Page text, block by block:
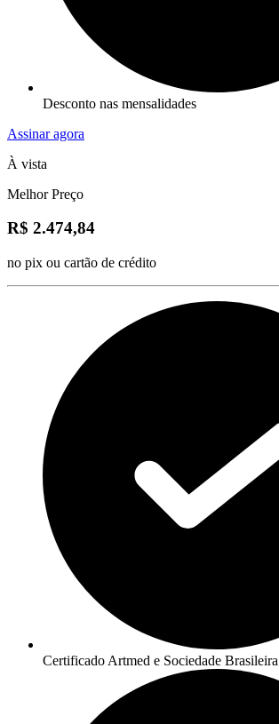
Desconto nas mensalidades
Assinar agora
À vista
Melhor Preço
R$ 2.474,84
no pix ou cartão de crédito
Certificado Artmed e Sociedade